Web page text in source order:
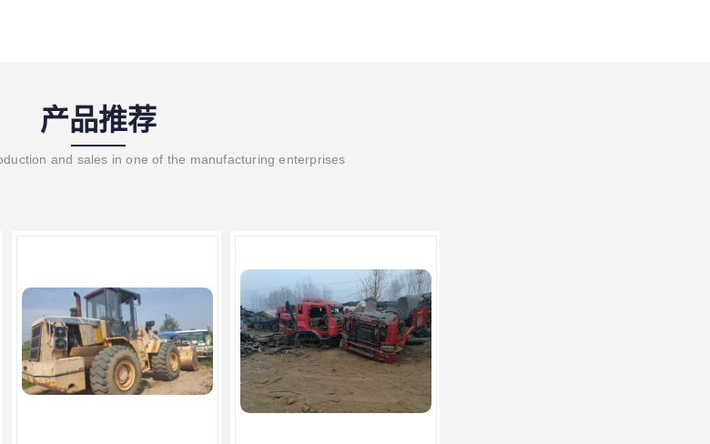
产品推荐
and sales in one of the manufacturing enterprises